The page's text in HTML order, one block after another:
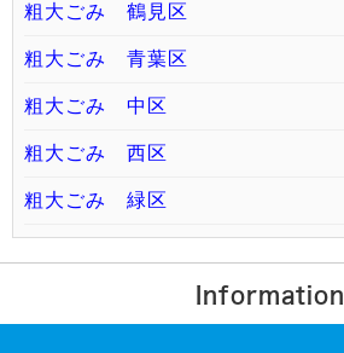
粗大ごみ 鶴見区
粗大ごみ 青葉区
粗大ごみ 中区
粗大ごみ 西区
粗大ごみ 緑区
Information